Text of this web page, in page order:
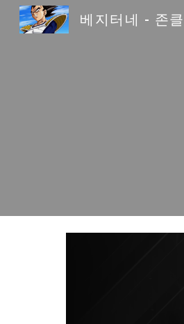
베지터네 - 존클